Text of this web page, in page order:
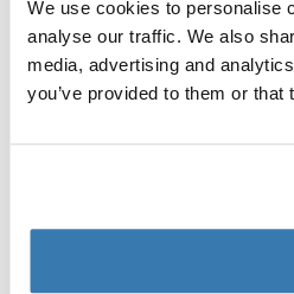
We use cookies to personalise
analyse our traffic. We also
media, advertising and
you’ve provided to them or
https://ec.europa.eu/info/law/
protection/international-
protection/standard-
předávání osobních údajů
zemí mimo EU, které jsou
odpovídající úrovní ochrany